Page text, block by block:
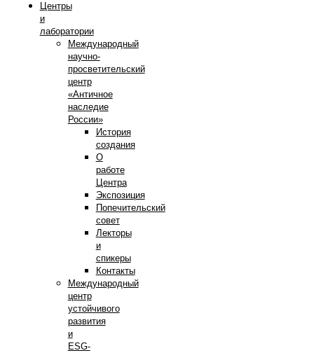
Центры
и
лаборатории
Международный
научно-
просветительский
центр
«Античное
наследие
России»
История
создания
О
работе
Центра
Экспозиция
Попечительский
совет
Лекторы
и
спикеры
Контакты
Международный
центр
устойчивого
развития
и
ESG-